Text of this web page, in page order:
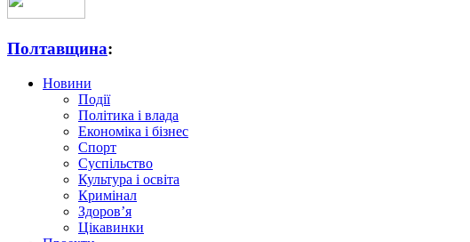
Полтавщина:
Новини
Події
Політика і влада
Економіка і бізнес
Спорт
Суспільство
Культура і освіта
Кримінал
Здоров’я
Цікавинки